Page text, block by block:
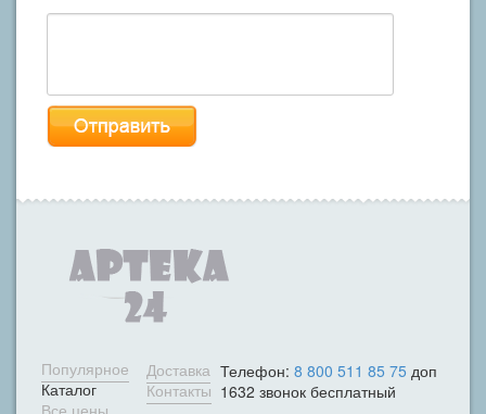
Популярное
Каталог
Все цены
Доставка
Контакты
Телефон: 8 800 511 85 75 доп
1632 звонок бесплатный